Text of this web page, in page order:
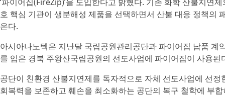
호 핵심 기관이 생분해성 제품을 선택하면서 산불 대응 정책의
온다.
아시아나노텍은 지난달 국립공원관리공단과 파이어집 납품 계
를 입은 경북 주왕산국립공원의 선도사업에 파이어집이 사용된
공단이 친환경 산불지연제를 독자적으로 자체 선도사업에 선
회복력을 보존하고 훼손을 최소화하는 공단의 복구 철학에 부